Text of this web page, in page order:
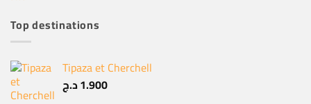
Top destinations
Tipaza et Cherchell
1.900د.ج